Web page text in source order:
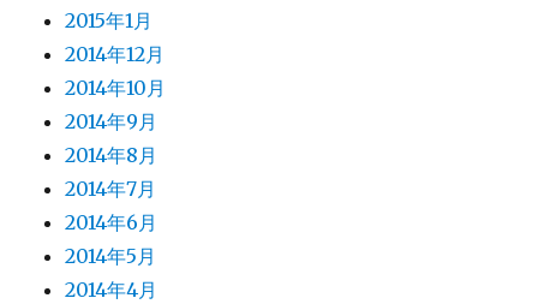
2015年1月
2014年12月
2014年10月
2014年9月
2014年8月
2014年7月
2014年6月
2014年5月
2014年4月